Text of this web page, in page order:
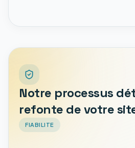
Notre processus
refonte de votre
FIABILITE